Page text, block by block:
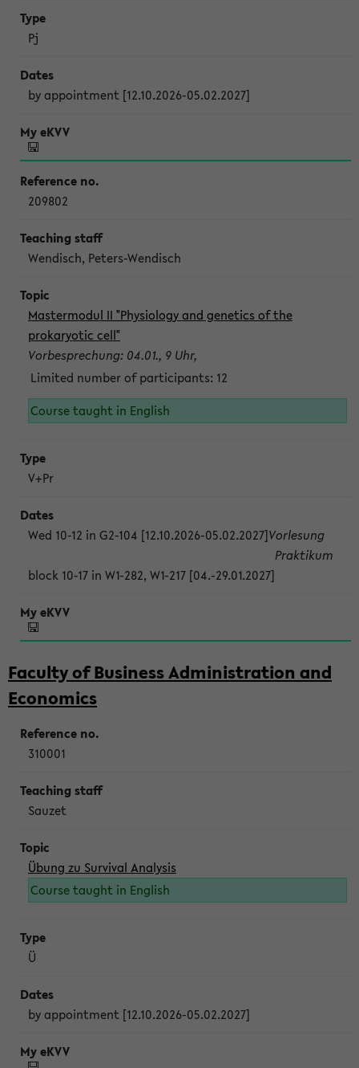
Pj
by appointment [12.10.2026-05.02.2027]
209802
Wendisch, Peters-Wendisch
Mastermodul II "Physiology and genetics of the
prokaryotic cell"
Vorbesprechung: 04.01., 9 Uhr,
Limited number of participants: 12
Course taught in English
V+Pr
Wed 10-12 in G2-104 [12.10.2026-05.02.2027]Vorlesung
block 10-17 in W1-282, W1-217 [04.-29.01.2027]
Praktikum
Faculty of Business Administration and
Economics
310001
Sauzet
Übung zu Survival Analysis
Course taught in English
Ü
by appointment [12.10.2026-05.02.2027]